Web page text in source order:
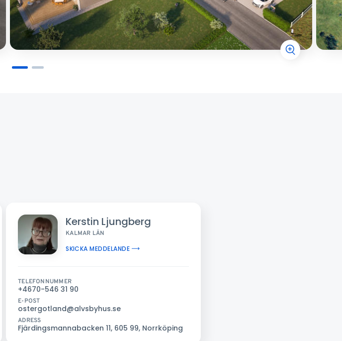
Kerstin Ljungberg
KALMAR LÄN
SKICKA MEDDELANDE
TELEFONNUMMER
+4670-546 31 90
E-POST
ostergotland@alvsbyhus.se
ADRESS
Fjärdingsmannabacken 11, 605 99, Norrköping